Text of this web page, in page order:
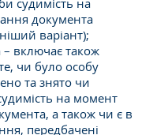
судимість на
документа
варіант);
– включає також
чи було особу
та знято чи
на момент
а також чи є в
передбачені